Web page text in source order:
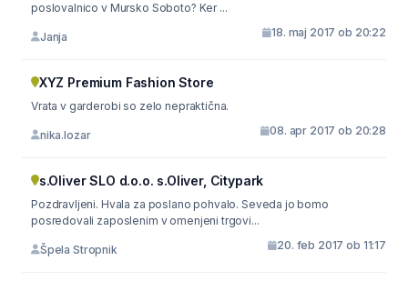
poslovalnico v Mursko Soboto? Ker ...
Janja 18. maj 2017 ob 20:22
XYZ Premium Fashion Store
Vrata v garderobi so zelo nepraktična.
nika.lozar 08. apr 2017 ob 20:28
s.Oliver SLO d.o.o. s.Oliver, Citypark
Pozdravljeni. Hvala za poslano pohvalo. Seveda jo bomo
posredovali zaposlenim v omenjeni trgovi...
Špela Stropnik 20. feb 2017 ob 11:17